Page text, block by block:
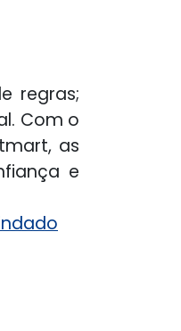
regras;
Com o
as
e